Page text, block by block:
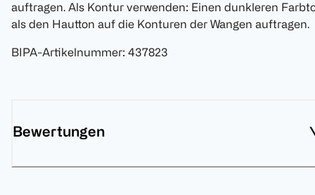
auftragen. Als Kontur verwenden: Einen dunkleren
als den Hautton auf die Konturen der Wangen auftragen.
BIPA-Artikelnummer: 437823
Bewertungen